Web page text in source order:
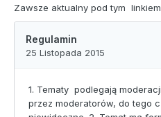
Zawsze aktualny pod tym linkiem